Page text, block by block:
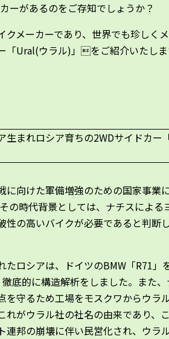
ーがあるのをご存知でしょうか？
クメーカーであり、世界でも珍しく
「Ural(ウラル)」をご紹介いたしま
に向けた軍備増強のための国家事業
の時代背景としては、ナチスによる
性の高いバイクが必要であると判断
たロシアは、ドイツのBMW「R71」
底的に構造解析をしました。また
を守るため工場をモスクワからウラ
がウラル社の社名の由来であり、
連邦の崩壊に伴い民営化され、ウラ